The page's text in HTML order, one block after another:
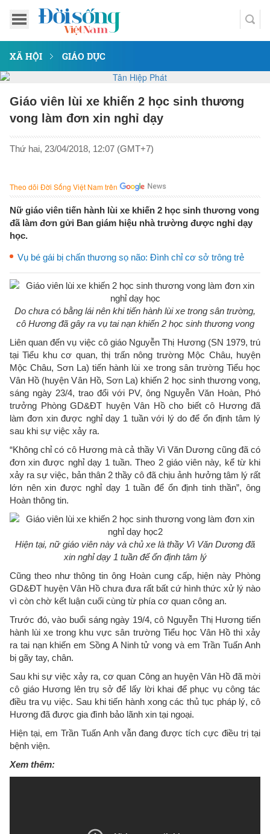
XÃ HỘI GIÁO DỤC
Giáo viên lùi xe khiến 2 học sinh thương
vong làm đơn xin nghỉ dạy
Thứ hai, 23/04/2018, 12:07 (GMT+7)
Theo dõi Đời Sống Việt Nam trên
Nữ giáo viên tiến hành lùi xe khiến 2 học sinh thương vong
đã làm đơn gửi Ban giám hiệu nhà trường được nghỉ dạy
học.
Vụ bé gái bị chấn thương sọ não: Đình chỉ cơ sở trông trẻ
Do chưa có bằng lái nên khi tiến hành lùi xe trong sân trường,
cô Hương đã gây ra vụ tai nạn khiến 2 học sinh thương vong
Liên quan đến vụ việc cô giáo Nguyễn Thị Hương (SN 1979, trú
tại Tiểu khu cơ quan, thị trấn nông trường Mộc Châu, huyện
Mộc Châu, Sơn La) tiến hành lùi xe trong sân trường Tiểu học
Vân Hồ (huyện Vân Hồ, Sơn La) khiến 2 học sinh thương vong,
sáng ngày 23/4, trao đổi với PV, ông Nguyễn Văn Hoàn, Phó
trưởng Phòng GD&ĐT huyện Vân Hồ cho biết cô Hương đã
làm đơn xin được nghỉ dạy 1 tuần với lý do để ổn định tâm lý
sau khi sự việc xảy ra.
“Không chỉ có cô Hương mà cả thầy Vì Văn Dương cũng đã có
đơn xin được nghỉ dạy 1 tuần. Theo 2 giáo viên này, kể từ khi
xảy ra sự việc, bản thân 2 thầy cô đã chịu ảnh hưởng tâm lý rất
lớn nên xin được nghỉ dạy 1 tuần để ổn định tinh thần”, ông
Hoàn thông tin.
Hiện tại, nữ giáo viên này và chủ xe là thầy Vì Văn Dương đã
xin nghỉ dạy 1 tuần để ổn định tâm lý
Cũng theo như thông tin ông Hoàn cung cấp, hiện này Phòng
GD&ĐT huyện Vân Hồ chưa đưa rất bất cứ hình thức xử lý nào
vì còn chờ kết luận cuối cùng từ phía cơ quan công an.
Trước đó, vào buổi sáng ngày 19/4, cô Nguyễn Thị Hương tiến
hành lùi xe trong khu vực sân trường Tiểu học Vân Hồ thì xảy
ra tai nạn khiến em Sồng A Ninh tử vong và em Trần Tuấn Anh
bị gãy tay, chân.
Sau khi sự việc xảy ra, cơ quan Công an huyện Vân Hồ đã mời
cô giáo Hương lên trụ sở để lấy lời khai để phục vụ công tác
điều tra vụ việc. Sau khi tiến hành xong các thủ tục pháp lý, cô
Hương đã được gia đình bảo lãnh xin tại ngoại.
Hiện tại, em Trần Tuấn Anh vẫn đang được tích cực điều trị tại
bệnh viện.
Xem thêm: